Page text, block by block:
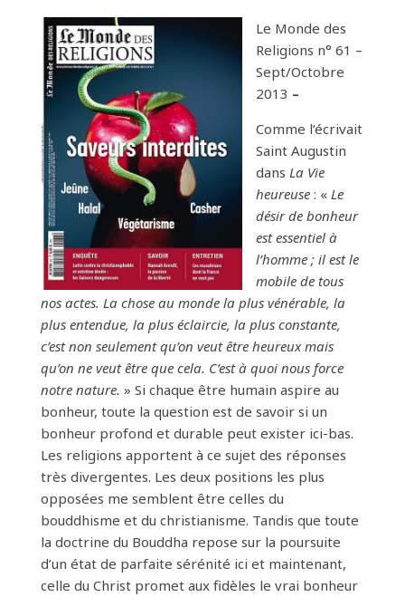
Le Monde des
Religions n° 61 –
Sept/Octobre
2013 –
Comme l’écrivait
Saint Augustin
dans La Vie
heureuse : « Le
désir de bonheur
est essentiel à
l’homme ; il est le
mobile de tous
nos actes. La chose au monde la plus vénérable, la
plus entendue, la plus éclair­cie, la plus constante,
c’est non seulement qu’on veut être heureux mais
qu’on ne veut être que cela. C’est à quoi nous force
notre nature. » Si chaque être humain aspire au
bonheur, toute la question est de savoir si un
bonheur profond et durable peut exister ici-bas.
Les religions apportent à ce sujet des réponses
très divergentes. Les deux positions les plus
opposées me semblent être celles du
bouddhisme et du christianisme. Tandis que toute
la doctrine du Bouddha repose sur la poursuite
d’un état de parfaite sérénité ici et maintenant,
celle du Christ promet aux fidèles le vrai bonheur